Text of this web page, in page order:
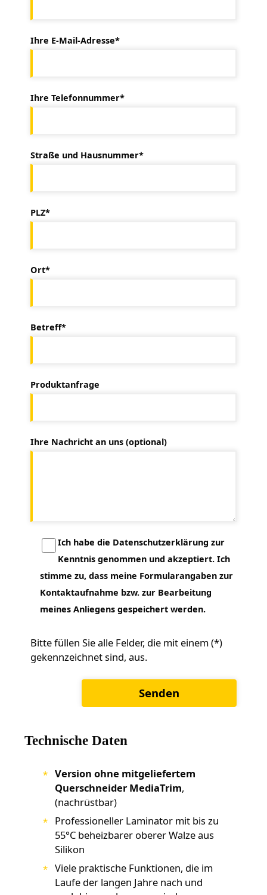
Ihre E-Mail-Adresse*
Ihre Telefonnummer*
Straße und Hausnummer*
PLZ*
Ort*
Betreff*
Produktanfrage
Ihre Nachricht an uns (optional)
Ich habe die Datenschutzerklärung zur
Kenntnis genommen und akzeptiert. Ich
stimme zu, dass meine Formularangaben zur
Kontaktaufnahme bzw. zur Bearbeitung
meines Anliegens gespeichert werden.
Bitte füllen Sie alle Felder, die mit einem (*)
gekennzeichnet sind, aus.
Technische Daten
Version ohne mitgeliefertem
Querschneider MediaTrim,
(nachrüstbar)
Professioneller Laminator mit bis zu
55°C beheizbarer oberer Walze aus
Silikon
Viele praktische Funktionen, die im
Laufe der langen Jahre nach und